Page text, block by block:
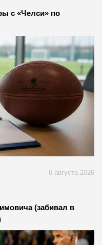
с «Челси» по
6 августа 2026
(забивал в